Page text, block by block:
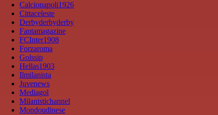
Calcionapoli1926
Cittaceleste
Derbyderbyderby
Fantamagazine
FCInter1908
Forzaroma
Golssip
Hellas1903
Ilmilanista
Juvenews
Mediagol
Milanistichannel
Mondoudinese